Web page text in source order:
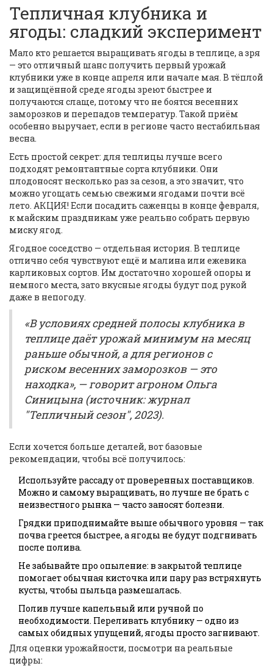
Тепличная клубника и
ягоды: сладкий эксперимент
Мало кто решается выращивать ягоды в теплице, а зря
— это отличный шанс получить первый урожай
клубники уже в конце апреля или начале мая. В тёплой
и защищённой среде ягоды зреют быстрее и
получаются слаще, потому что не боятся весенних
заморозков и перепадов температур. Такой приём
особенно выручает, если в регионе часто нестабильная
весна.
Есть простой секрет: для теплицы лучше всего
подходят ремонтантные сорта клубники. Они
плодоносят несколько раз за сезон, а это значит, что
можно угощать семью свежими ягодами почти всё
лето. АКЦИЯ! Если посадить саженцы в конце февраля,
к майским праздникам уже реально собрать первую
миску ягод.
Ягодное соседство — отдельная история. В теплице
отлично себя чувствуют ещё и малина или ежевика
карликовых сортов. Им достаточно хорошей опоры и
немного места, зато вкусные ягоды будут под рукой
даже в непогоду.
«В условиях средней полосы клубника в
теплице даёт урожай минимум на месяц
раньше обычной, а для регионов с
риском весенних заморозков — это
находка», — говорит агроном Ольга
Синицына (источник: журнал
"Тепличный сезон", 2023).
Если хочется больше деталей, вот базовые
рекомендации, чтобы всё получилось:
Используйте рассаду от проверенных поставщиков.
Можно и самому выращивать, но лучше не брать с
неизвестного рынка — часто заносят болезни.
Грядки приподнимайте выше обычного уровня — так
почва греется быстрее, а ягоды не будут подгнивать
после полива.
Не забывайте про опыление: в закрытой теплице
помогает обычная кисточка или пару раз встряхнуть
кусты, чтобы пыльца размешалась.
Полив лучше капельный или ручной по
необходимости. Переливать клубнику — одно из
самых обидных упущений, ягоды просто загнивают.
Для оценки урожайности, посмотри на реальные
цифры: